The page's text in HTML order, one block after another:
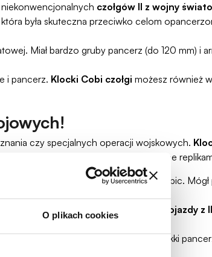
O plikach cookies
czołgów II z wojny
była skuteczna przeciwko celom
Miał bardzo gruby pancerz (do 120 mm) i
i pancerz. Klocki Cobi czołgi możesz również
czy specjalnych operacji wojskowych.
, będące
ciężkich dział przeciwlotniczych i haubic.
i Luftwaffe. To charakterystyczne
pojazdy
podmokłych i rzecznych. Miał lekki